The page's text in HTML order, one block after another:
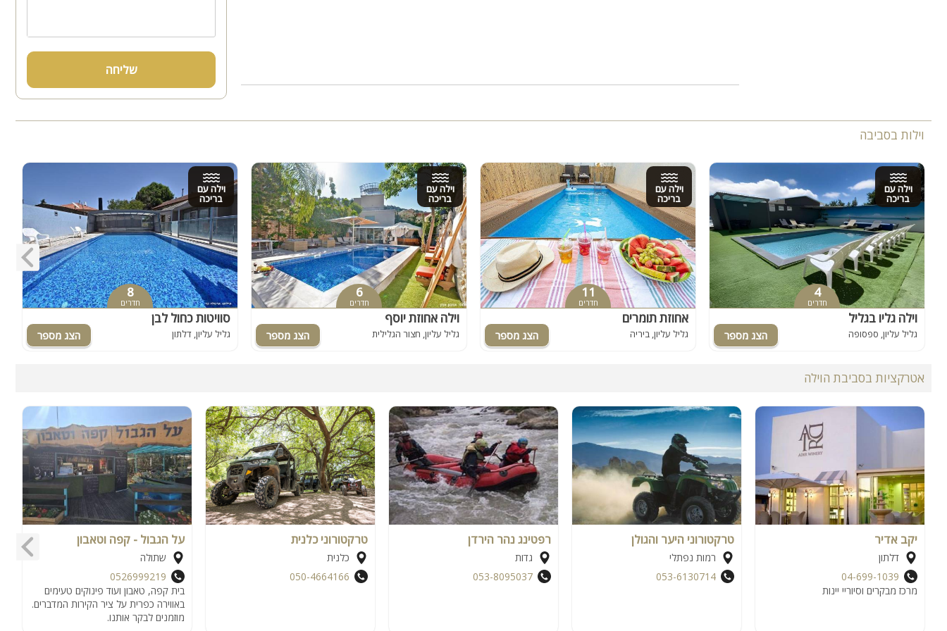
ארוחת בוקר בתיאום מול המארחים
שליחה
וילות בסביבה
וילה עם
בריכה
4
חדרים
וילה גליו בגליל
גליל עליון, ספסופה
וילה עם
בריכה
11
חדרים
אחוזת תומרים
גליל עליון, ביריה
וילה עם
בריכה
6
חדרים
וילה אחוזת יוסף
גליל עליון, חצור הגלילית
וילה עם
בריכה
8
חדרים
סוויטות כחול לבן
גליל עליון, דלתון
אטרקציות בסביבת הוילה
יקב אדיר
דלתון
04-699-1039
מרכז מבקרים וסיוריי יינות
טרקטורוני היער והגולן
רמות נפתלי
053-6130714
רפטינג נהר הירדן
גדות
053-8095037
טרקטורוני כלנית
כלנית
050-4664166
על הגבול - קפה וטאבון
שתולה
0526999219
בית קפה, טאבון ועוד פינוקים טעימים
באווירה כפרית על ציר הקירות המדברים.
מוזמנים לבקר אותנו.